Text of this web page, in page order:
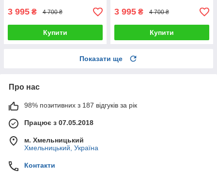
3 995 ₴ 4 700 ₴
Купити
3 995 ₴ 4 700 ₴
Купити
Показати ще
Про нас
98% позитивних з 187 відгуків за рік
Працює з 07.05.2018
м. Хмельницький
Хмельницький, Україна
Контакти